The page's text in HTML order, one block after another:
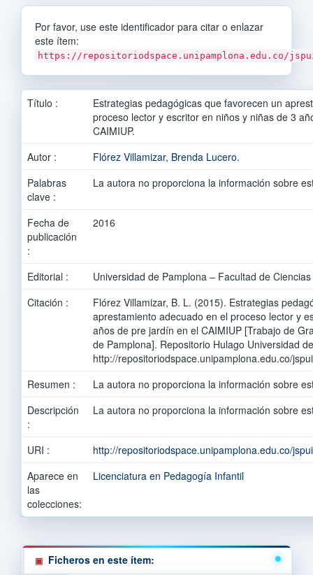
Por favor, use este identificador para citar o enlazar
este ítem:
https://repositoriodspace.unipamplona.edu.co/
Título :
Estrategias pedagógicas que favorecen un
proceso lector y escritor en niños y niñas de 3
CAIMIUP.
Autor :
Flórez Villamizar, Brenda Lucero.
Palabras
clave :
La autora no proporciona la información sobre
Fecha de
publicación
:
2016
Editorial :
Universidad de Pamplona – Facultad de
Citación :
Flórez Villamizar, B. L. (2015). Estrategias
aprestamiento adecuado en el proceso lector y
años de pre jardín en el CAIMIUP [Trabajo de
de Pamplona]. Repositorio Hulago Universidad
http://repositoriodspace.unipamplona.edu.co/
Resumen :
La autora no proporciona la información sobre
Descripción
:
La autora no proporciona la información sobre
URI :
http://repositoriodspace.unipamplona.edu.co/
Aparece en
las
colecciones:
Licenciatura en Pedagogía Infantil
Ficheros en este ítem: